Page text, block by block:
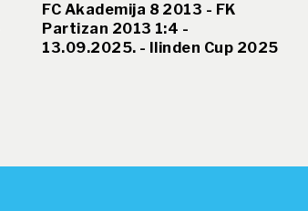
FC Akademija 8 2013 - FK
Partizan 2013 1:4 -
13.09.2025. - Ilinden Cup 2025